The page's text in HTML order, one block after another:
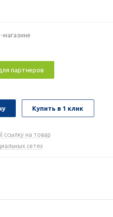
магазине
партнеров
Купить в 1 клик
ссылку на товар
сетях